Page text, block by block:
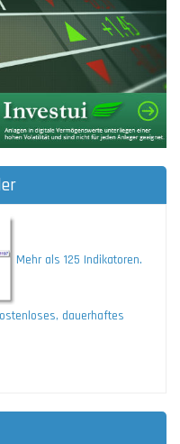
Mehr als 125 Indikatoren.
dauerhaftes